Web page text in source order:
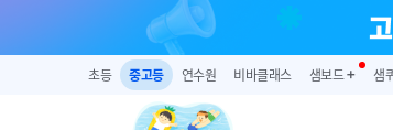
초등 중고등 연수원 비바클래스 샘보드 ➕ 샘